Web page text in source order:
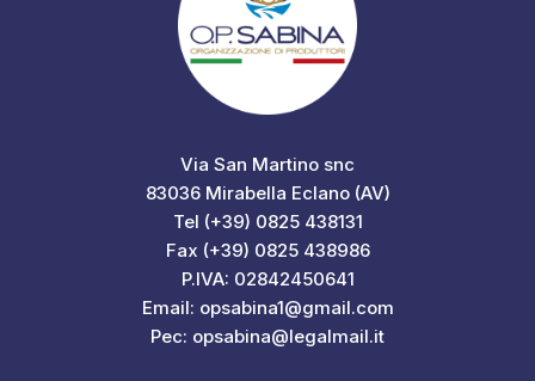
Via San Martino snc
83036 Mirabella Eclano (AV)
Tel (+39) 0825 438131
Fax (+39) 0825 438986
P.IVA: 02842450641
Email: opsabina1@gmail.com
Pec: opsabina@legalmail.it